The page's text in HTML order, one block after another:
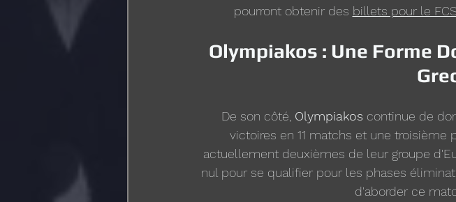
pourront obtenir des billets pour le
Olympiakos : Une Forme
De son côté, Olympiakos continue de
victoires en 11 matchs et une troisième
actuellement deuxièmes de leur groupe
nul pour se qualifier pour les phases
d'aborder ce